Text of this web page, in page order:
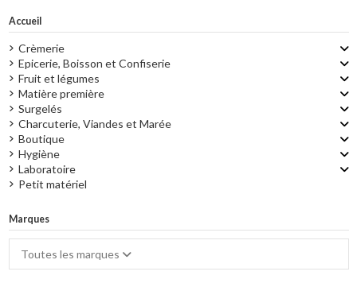
Accueil
Crèmerie
Epicerie, Boisson et Confiserie
Fruit et légumes
Matière première
Surgelés
Charcuterie, Viandes et Marée
Boutique
Hygiène
Laboratoire
Petit matériel
Marques
Toutes les marques